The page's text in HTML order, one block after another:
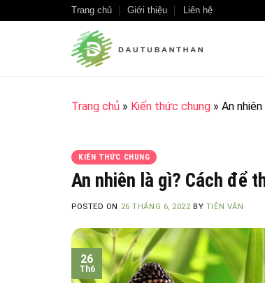
to
Trang chủ Giới thiệu Liên hệ
Trang chủ » Kiến thức chung » An
KIẾN THỨC CHUNG
An nhiên là gì? Cách để
POSTED ON 26 THÁNG 6, 2022BY TIÊN VÂN
26
Th6